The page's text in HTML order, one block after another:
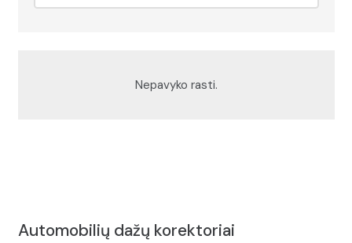
Nepavyko rasti.
Automobilių dažų korektoriai